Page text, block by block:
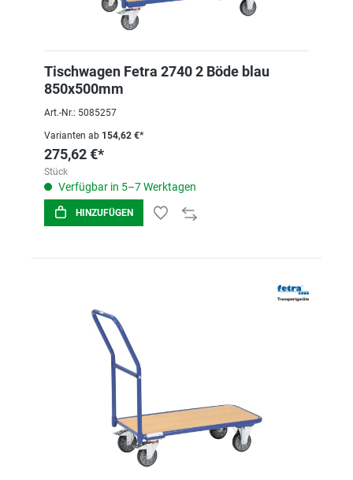
Tischwagen Fetra 2740 2 Böde blau
850x500mm
Art.-Nr.: 5085257
Varianten ab 154,62 €*
275,62 €*
Stück
Verfügbar in 5–7 Werktagen
HINZUFÜGEN